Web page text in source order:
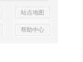
站点地图
帮助中心